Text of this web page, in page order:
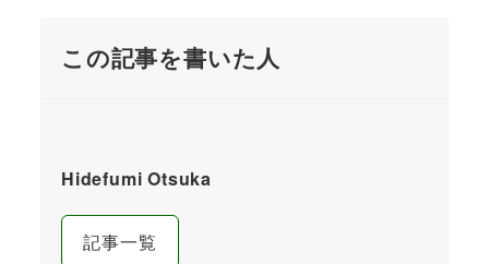
この記事を書いた人
Hidefumi Otsuka
記事一覧